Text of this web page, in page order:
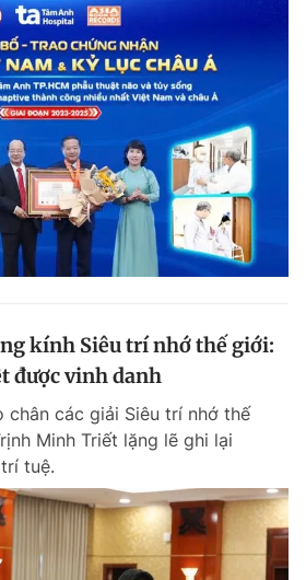
kính Siêu trí nhớ thế giới:
được vinh danh
chân các giải Siêu trí nhớ thế
Minh Triết lặng lẽ ghi lại
tuệ.